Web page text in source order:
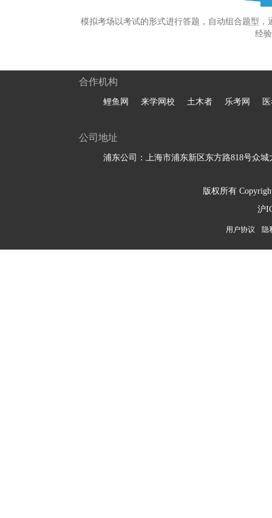
模拟考场以考试的形式进行答题，自动组合题型
经
合作机构
鲤鱼网 来学网校 土木者 乐考网
公司地址
浦东公司：上海市浦东新区东方路818号众城
版权所有
沪
用户协议 隐